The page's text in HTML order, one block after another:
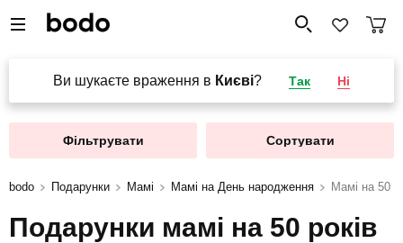
Ви шукаєте враження в Києві? Так Ні
Фільтрувати Сортувати
bodo Подарунки Мамі Мамі на День народження Мамі на 50
Подарунки мамі на 50 років